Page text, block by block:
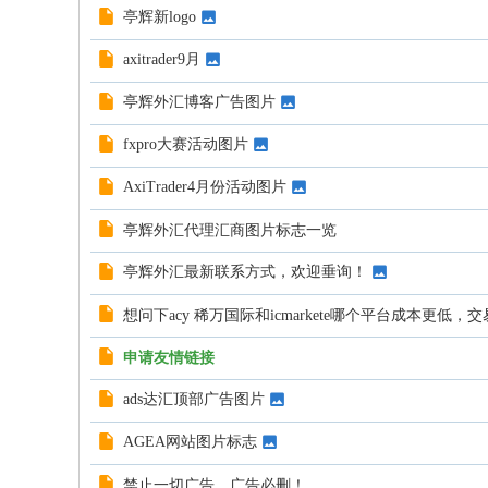
亭辉新logo
axitrader9月
亭辉外汇博客广告图片
fxpro大赛活动图片
AxiTrader4月份活动图片
亭辉外汇代理汇商图片标志一览
亭辉外汇最新联系方式，欢迎垂询！
想问下acy 稀万国际和icmarkete哪个平台成本更低，
申请友情链接
ads达汇顶部广告图片
AGEA网站图片标志